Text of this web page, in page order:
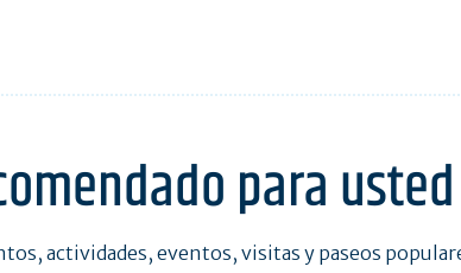
para usted
actividades, eventos, visitas y paseos